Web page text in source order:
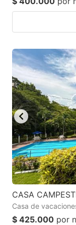
CASA
Casa de
$ 425.000 por